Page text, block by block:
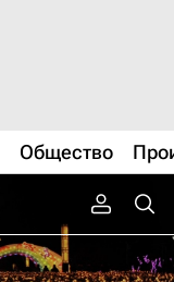
Общество